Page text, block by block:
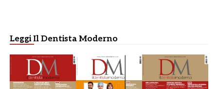
Leggi Il Dentista Moderno